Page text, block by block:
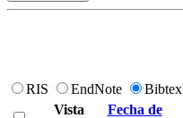
RIS EndNote Bibtex
Vista
Fecha de